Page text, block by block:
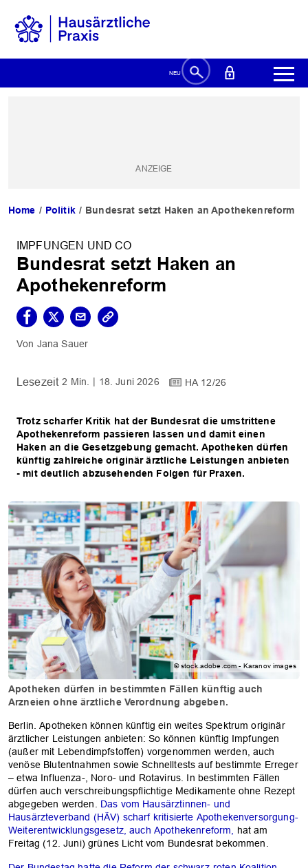
Home Politik Bundesrat setzt Haken an Apothekenreform
IMPFUNGEN UND CO
Bundesrat setzt Haken an
Apothekenreform
Jana Sauer
2 Min. 18. Juni 2026 HA 12/26
Trotz scharfer Kritik hat der Bundesrat die umstrittene
Apothekenreform passieren lassen und damit einen
Haken an die Gesetzgebung gemacht. Apotheken dürfen
künftig zahlreiche originär ärztliche Leistungen anbieten
- mit deutlich abzusehenden Folgen für Praxen.
© stock.adobe.com - Karanov images
Apotheken dürfen in bestimmten Fällen künftig auch
Arzneien ohne ärztliche Verordnung abgeben.
Berlin. Apotheken können künftig ein weites Spektrum originär
ärztlicher Leistungen anbieten: So können künftig Impfungen
(außer mit Lebendimpfstoffen) vorgenommen werden, auch
venöse Blutentnahmen sowie Schnelltests auf bestimmte Erreger
– etwa Influenza-, Noro- und Rotavirus. In bestimmten Fällen
dürfen auch verschreibungspflichtige Medikamente ohne Rezept
abgegeben werden. Das vom Hausärztinnen- und
Hausärzteverband (HÄV) scharf kritisierte Apothekenversorgung-
Weiterentwicklungsgesetz, auch Apothekenreform,
hat am
Freitag (12. Juni) grünes Licht vom Bundesrat bekommen.